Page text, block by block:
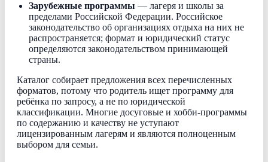
Зарубежные программы — лагеря и школы за
пределами Российской Федерации. Российское
законодательство об организациях отдыха на них не
распространяется; формат и юридический статус
определяются законодательством принимающей
страны.
Каталог собирает предложения всех перечисленных
форматов, потому что родитель ищет программу для
ребёнка по запросу, а не по юридической
классификации. Многие досуговые и хобби-программы
по содержанию и качеству не уступают
лицензированным лагерям и являются полноценным
выбором для семьи.